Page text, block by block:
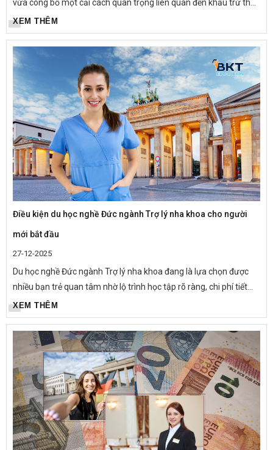
vừa công bố một cải cách quan trọng liên quan đến khấu trừ thuế
chi phí đi lại, dự kiến áp dụng từ ngày 01/01/2026. Chính...
XEM THÊM
Điều kiện du học nghề Đức ngành Trợ lý nha khoa cho người
mới bắt đầu
27-12-2025
Du học nghề Đức ngành Trợ lý nha khoa đang là lựa chọn được
nhiều bạn trẻ quan tâm nhờ lộ trình học tập rõ ràng, chi phí tiết
kiệm và cơ hội việc làm – định cư bền vững tại châu Âu....
XEM THÊM